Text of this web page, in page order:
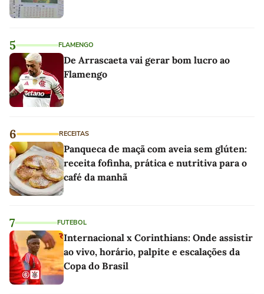
5 FLAMENGO
De Arrascaeta vai gerar bom lucro ao
Flamengo
6 RECEITAS
Panqueca de maçã com aveia sem glúten:
receita fofinha, prática e nutritiva para o
café da manhã
7 FUTEBOL
Internacional x Corinthians: Onde assistir
ao vivo, horário, palpite e escalações da
Copa do Brasil